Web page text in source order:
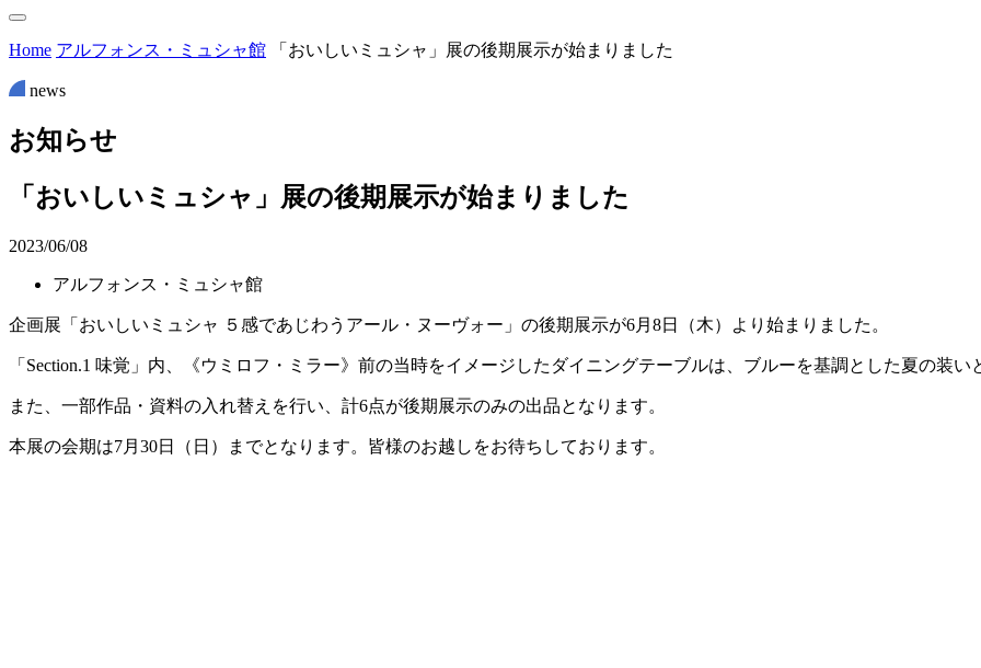
Home アルフォンス・ミュシャ館 「おいしいミュシャ」展の後期展示が始まりました
news
お知らせ
「おいしいミュシャ」展の後期展示が始まりました
2023/06/08
アルフォンス・ミュシャ館
企画展「おいしいミュシャ ５感であじわうアール・ヌーヴォー」の後期展示が6月8日（木）より始まりました。
「Section.1 味覚」内、《ウミロフ・ミラー》前の当時をイメージしたダイニングテーブルは、ブルーを基調とした夏の装い
また、一部作品・資料の入れ替えを行い、計6点が後期展示のみの出品となります。
本展の会期は7月30日（日）までとなります。皆様のお越しをお待ちしております。